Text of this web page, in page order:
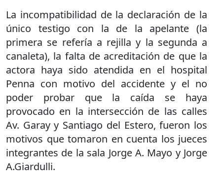
La incompatibilidad de la declaración de la
único testigo con la de la apelante (la
primera se refería a rejilla y la segunda a
canaleta), la falta de acreditación de que la
actora haya sido atendida en el hospital
Penna con motivo del accidente y el no
poder probar que la caída se haya
provocado en la intersección de las calles
Av. Garay y Santiago del Estero, fueron los
motivos que tomaron en cuenta los jueces
integrantes de la sala Jorge A. Mayo y Jorge
A.Giardulli.